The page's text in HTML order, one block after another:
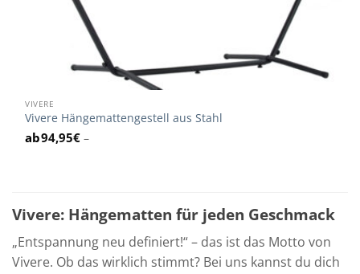
VIVERE
Vivere Hängemattengestell aus Stahl
94,95€ –
Vivere: Hängematten für jeden Geschmack
„Entspannung neu definiert!“ – das ist das Motto von
Vivere. Ob das wirklich stimmt? Bei uns kannst du dich